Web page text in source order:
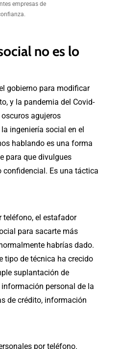
empresas de
no es lo
gobierno para modificar
y la pandemia del Covid-
agujeros
ingeniería social en el
hablando es una forma
para que divulgues
Es una táctica
teléfono, el estafador
para sacarte más
habrías dado.
tipo de técnica ha crecido
suplantación de
personal de la
de crédito, información
por teléfono.